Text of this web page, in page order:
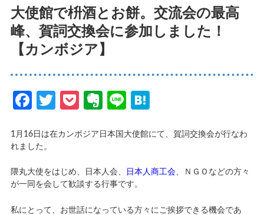
大使館で枡酒とお餅。交流会の最高
峰、賀詞交換会に参加しました！
【カンボジア】
Facebook
Twitter
PocketEvernote
Line
1月16日は在カンボジア日本国大使館にて、賀詞交換会が行なわ
れました。
隈丸大使をはじめ、日本人会、 日本人商工会、ＮＧＯなどの方々
が一同を会して歓談する行事です。
私にとって、お世話になっている方々にご挨拶できる機会であ